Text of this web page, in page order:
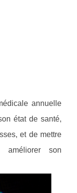
annuelle
état de santé,
et de mettre
son